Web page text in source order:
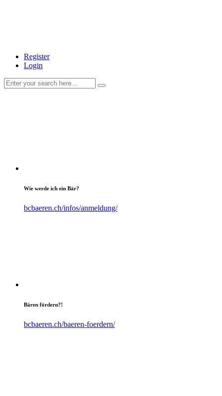
Register
Login
Wie werde ich ein Bär?
bcbaeren.ch/infos/anmeldung/
Bären fördern?!
bcbaeren.ch/baeren-foerdern/